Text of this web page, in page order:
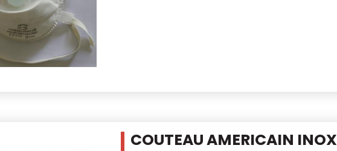
COUTEAU AMERICAIN INOX